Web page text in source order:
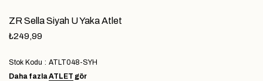
ZR Sella Siyah U Yaka Atlet
₺249,99
Stok Kodu
ATLT048-SYH
Daha fazlaATLET gör